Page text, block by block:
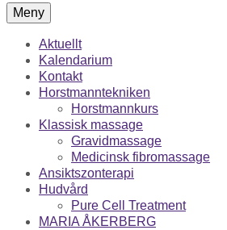
Meny
Aktuellt
Kalendarium
Kontakt
Horstmanntekniken
Horstmannkurs
Klassisk massage
Gravidmassage
Medicinsk fibromassage
Ansiktszonterapi
Hudvård
Pure Cell Treatment
MARIA ÅKERBERG